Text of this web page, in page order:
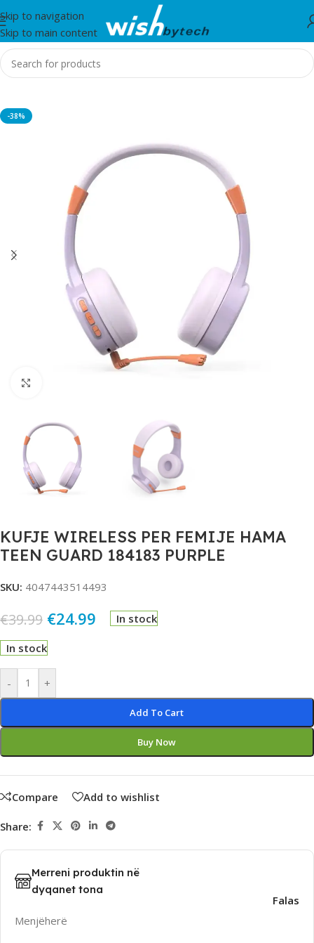
Skip to navigation
Skip to main content
Home/Hama
-38%
KUFJE WIRELESS PER FEMIJE HAMA
TEEN GUARD 184183 PURPLE
SKU: 4047443514493
€39.99 €24.99 In stock
In stock
- +
Add To Cart
Buy Now
Alternative:
Compare Add to wishlist
Share:
Merreni produktin në
dyqanet tona
Menjëherë
Falas